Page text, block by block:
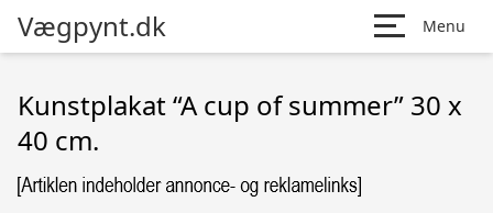
Vægpynt.dk Menu
Kunstplakat “A cup of summer” 30 x
40 cm.